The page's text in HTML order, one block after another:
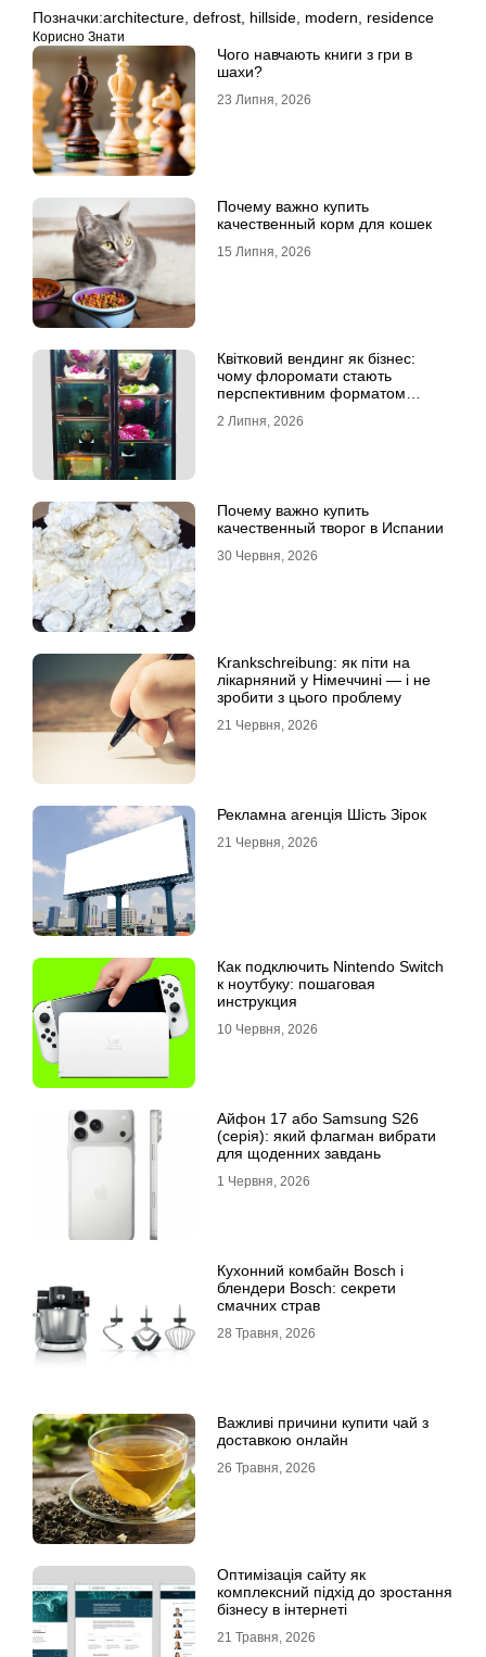
Позначки:architecture defrost hillside modern residence
Корисно Знати
Чого навчають книги з гри в
шахи?
23 Липня, 2026
Почему важно купить
качественный корм для кошек
15 Липня, 2026
Квітковий вендинг як бізнес:
чому флоромати стають
перспективним форматом
2 Липня, 2026
Почему важно купить
качественный творог в Испании
30 Червня, 2026
Krankschreibung: як піти на
лікарняний у Німеччині — і не
зробити з цього проблему
21 Червня, 2026
Рекламна агенція Шість Зірок
21 Червня, 2026
Как подключить Nintendo Switch
к ноутбуку: пошаговая
инструкция
10 Червня, 2026
Айфон 17 або Samsung S26
(серія): який флагман вибрати
для щоденних завдань
1 Червня, 2026
Кухонний комбайн Bosch і
блендери Bosch: секрети
смачних страв
28 Травня, 2026
Важливі причини купити чай з
доставкою онлайн
26 Травня, 2026
Оптимізація сайту як
комплексний підхід до зростання
бізнесу в інтернеті
21 Травня, 2026